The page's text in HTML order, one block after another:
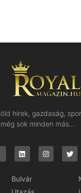
hírek, gazdaság,
sok minden más…
Bulvár